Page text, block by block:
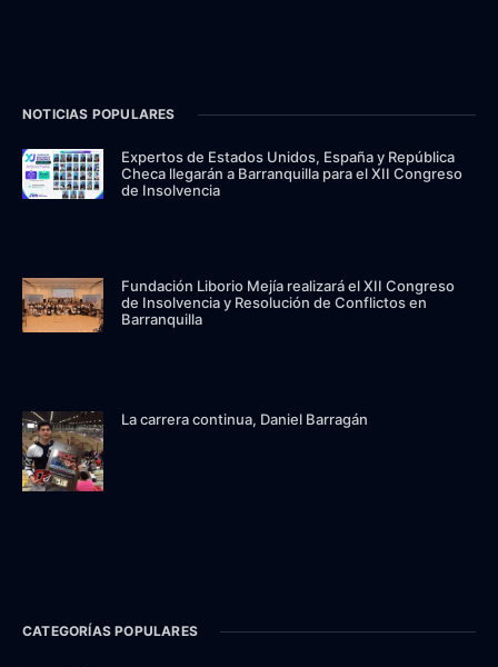
NOTICIAS POPULARES
Expertos de Estados Unidos, España y República
Checa llegarán a Barranquilla para el XII Congreso
de Insolvencia
Fundación Liborio Mejía realizará el XII Congreso
de Insolvencia y Resolución de Conflictos en
Barranquilla
La carrera continua, Daniel Barragán
CATEGORÍAS POPULARES